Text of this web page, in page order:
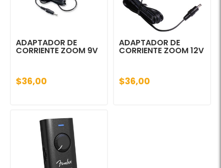
ADAPTADOR DE
CORRIENTE ZOOM 9V
$36,00
ADAPTADOR DE
CORRIENTE ZOOM 12V
$36,00